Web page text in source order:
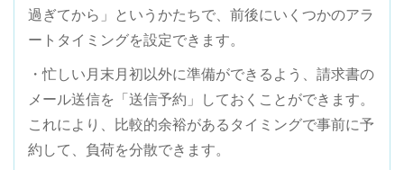
過ぎてから」というかたちで、前後にいくつかのアラ
ートタイミングを設定できます。
・忙しい月末月初以外に準備ができるよう、請求書の
メール送信を「送信予約」しておくことができます。
これにより、比較的余裕があるタイミングで事前に予
約して、負荷を分散できます。